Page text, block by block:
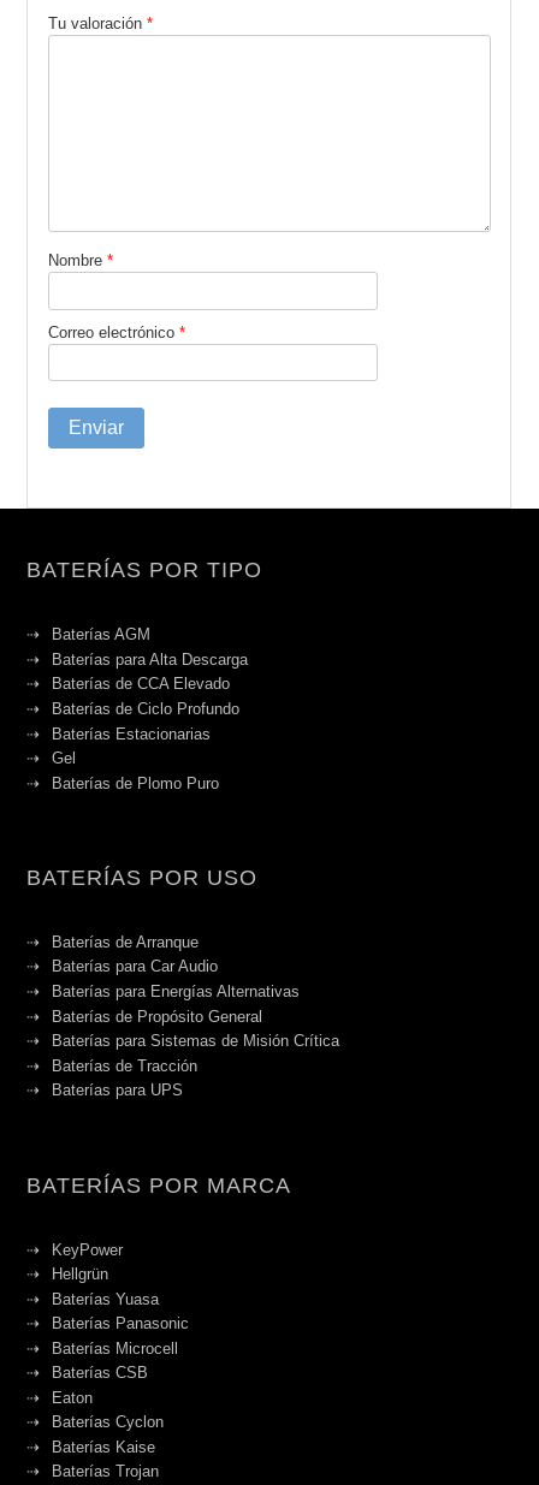
Tu valoración*
Nombre*
Correo electrónico*
BATERÍAS POR TIPO
Baterías AGM
Baterías para Alta Descarga
Baterías de CCA Elevado
Baterías de Ciclo Profundo
Baterías Estacionarias
Gel
Baterías de Plomo Puro
BATERÍAS POR USO
Baterías de Arranque
Baterías para Car Audio
Baterías para Energías Alternativas
Baterías de Propósito General
Baterías para Sistemas de Misión Crítica
Baterías de Tracción
Baterías para UPS
BATERÍAS POR MARCA
KeyPower
Hellgrün
Baterías Yuasa
Baterías Panasonic
Baterías Microcell
Baterías CSB
Eaton
Baterías Cyclon
Baterías Kaise
Baterías Trojan